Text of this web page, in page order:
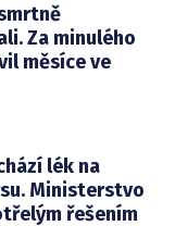
Za minulého
měsíce ve
lék na
Ministerstvo
řešením